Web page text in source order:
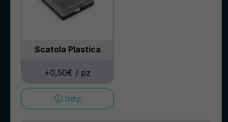
Scatola Plastica
+0,50€ / pz
Info